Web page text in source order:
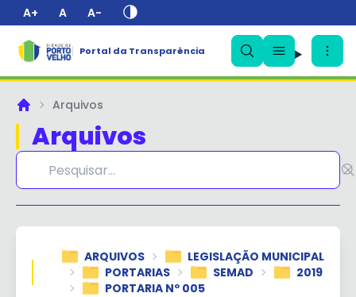
A+ A A-
Portal da Transparência
PrincipalArquivos
Arquivos
ARQUIVOS
LEGISLAÇÃO MUNICIPAL
PORTARIAS
SEMAD
2019
PORTARIA Nº 005
✕